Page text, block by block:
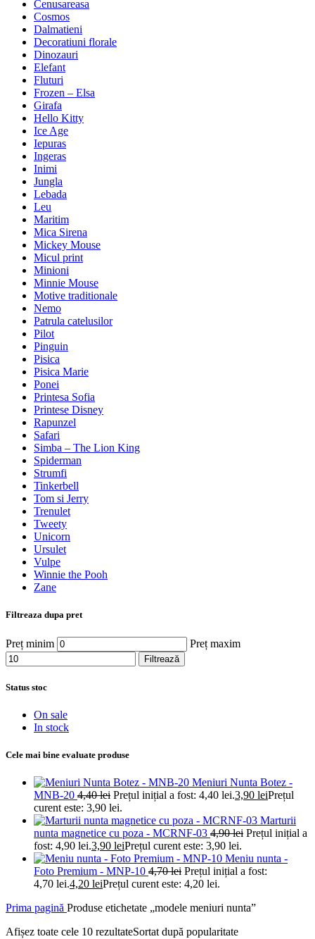
Cenusareasa
Cosmos
Dalmatieni
Decoratiuni florale
Dinozauri
Elefant
Fluturi
Frozen – Elsa
Girafa
Hello Kitty
Ice Age
Iepuras
Ingeras
Inimi
Jungla
Lebada
Leu
Maritim
Mica Sirena
Mickey Mouse
Micul print
Minioni
Minnie Mouse
Motive traditionale
Nemo
Patrula catelusilor
Pilot
Pinguin
Pisica
Pisica Marie
Ponei
Printesa Sofia
Printese Disney
Rapunzel
Safari
Simba – The Lion King
Spiderman
Strumfi
Tinkerbell
Tom si Jerry
Trenulet
Tweety
Unicorn
Ursulet
Vulpe
Winnie the Pooh
Zane
Filtreaza dupa pret
Preț minim Preț maxim
Filtrează
Status stoc
On sale
In stock
Cele mai bine evaluate produse
Meniuri Nunta Botez -
MNB-20 4,40lei Prețul inițial a fost: 4,40 lei.3,90 leiPrețul
curent este: 3,90 lei.
Marturii
nunta magnetice cu poza - MCRNF-03 4,90lei Prețul inițial a
fost: 4,90 lei.3,90 leiPrețul curent este: 3,90 lei.
Meniu nunta -
Foto Premium - MNP-10 4,70lei Prețul inițial a fost:
4,70 lei.4,20 leiPrețul curent este: 4,20 lei.
Prima pagină Produse etichetate „modele meniuri nunta”
Afișez toate cele 10 rezultateSortat după popularitate